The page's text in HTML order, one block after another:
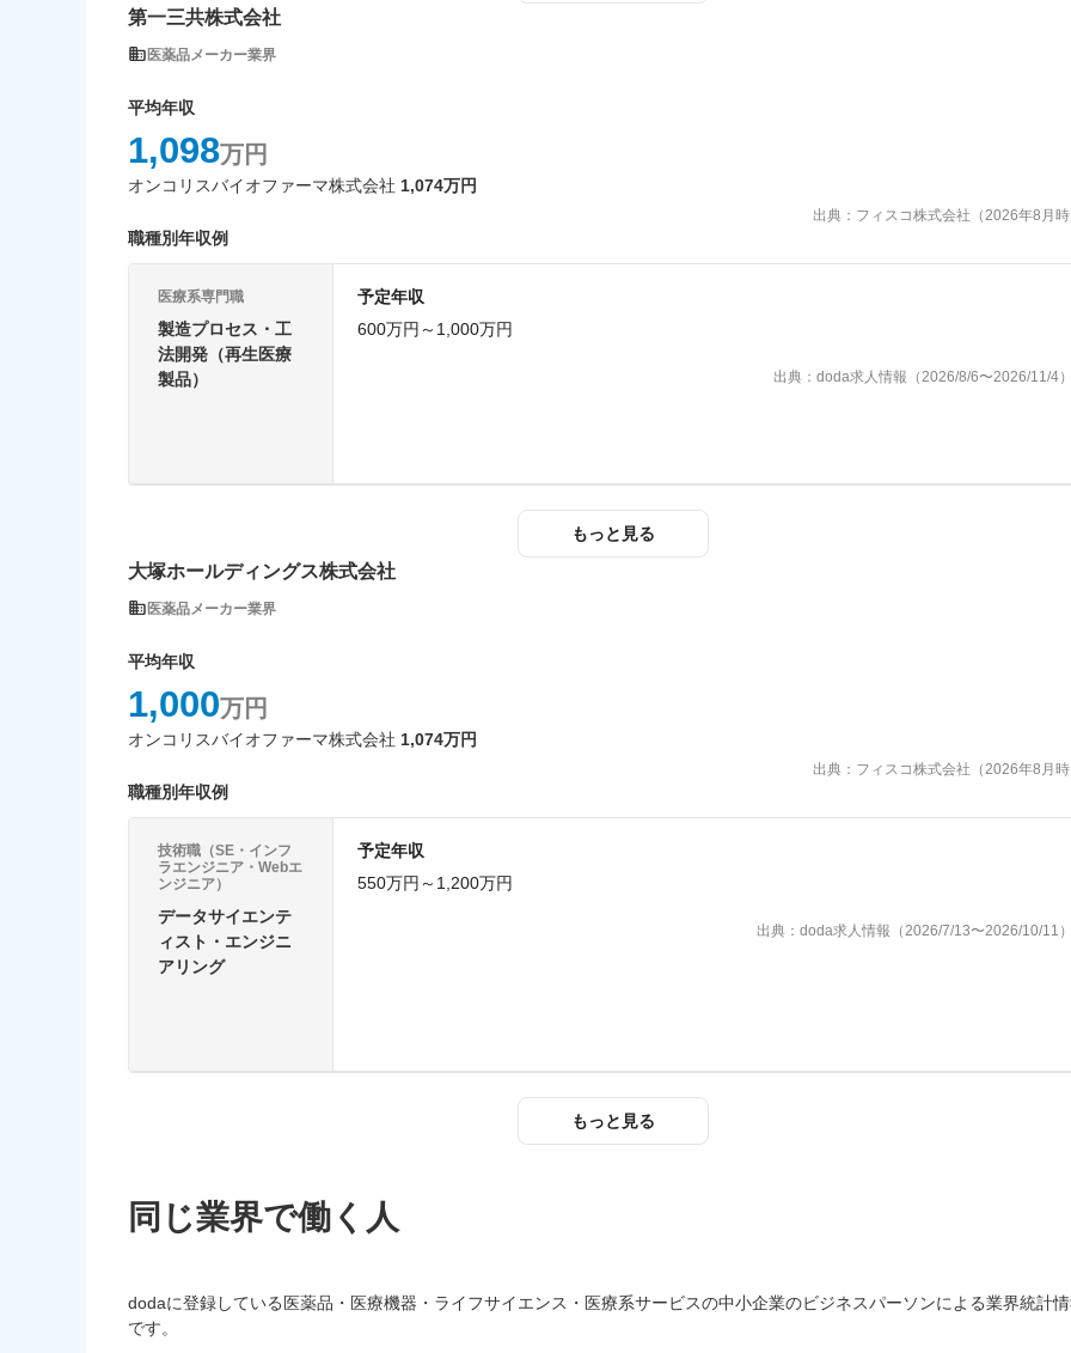
第一三共株式会社
医薬品メーカー業界
平均年収
1,098万円
オンコリスバイオファーマ株式会社 1,074万円
出典：フィスコ株式会社（2026年8月
職種別年収例
医療系専門職
製造プロセス・工
法開発（再生医療
製品）
予定年収
600万円～1,000万円
出典：doda求人情報（2026/8/6〜2026/11/4
もっと見る
大塚ホールディングス株式会社
医薬品メーカー業界
平均年収
1,000万円
オンコリスバイオファーマ株式会社 1,074万円
出典：フィスコ株式会社（2026年8月
職種別年収例
技術職（SE・インフ
ラエンジニア・Webエ
ンジニア）
データサイエンテ
ィスト・エンジニ
アリング
予定年収
550万円～1,200万円
出典：doda求人情報（2026/7/13〜2026/10/11
もっと見る
同じ業界で働く人
dodaに登録している医薬品・医療機器・ライフサイエンス・医療系サービスの中小企業のビジネスパーソンによる業界統計
です。